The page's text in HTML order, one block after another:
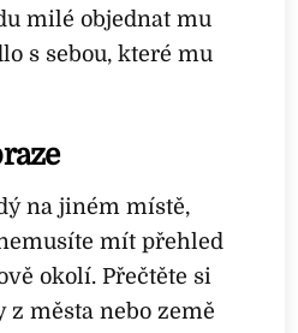
milé objednat mu
s sebou, které mu
na jiném místě,
mít přehled
okolí. Přečtěte si
města nebo země